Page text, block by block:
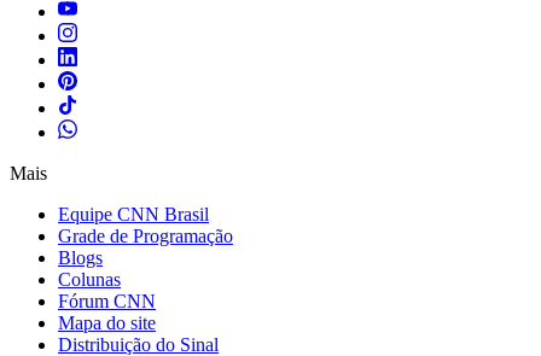
Mais
Equipe CNN Brasil
Grade de Programação
Blogs
Colunas
Fórum CNN
Mapa do site
Distribuição do Sinal